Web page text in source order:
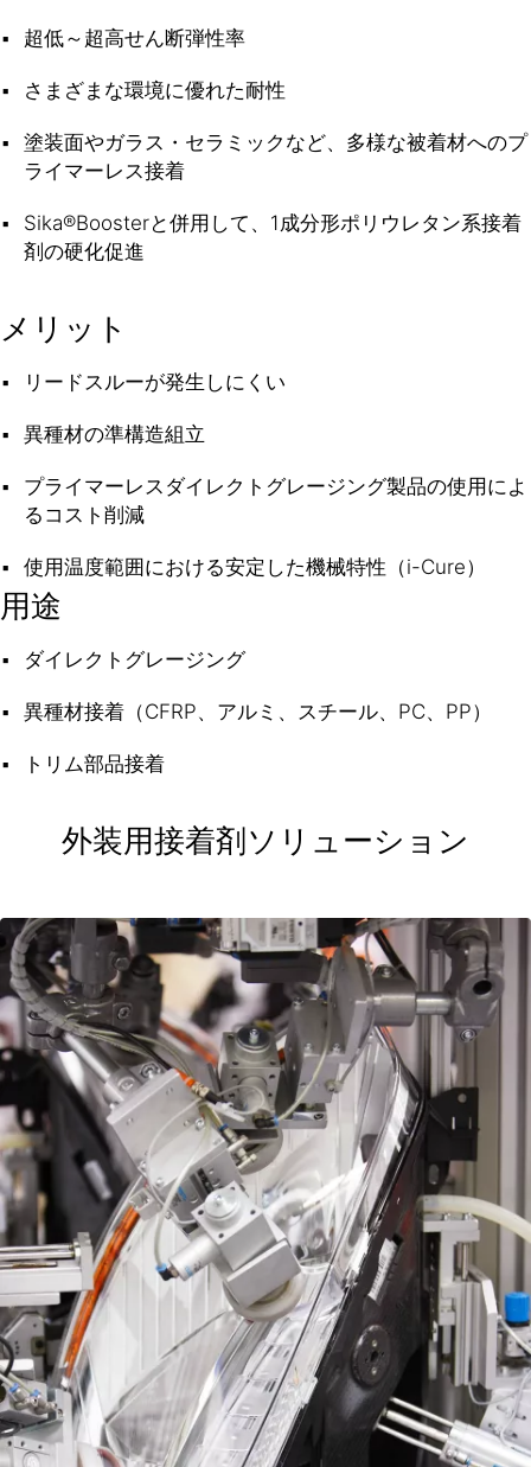
超低～超高せん断弾性率
さまざまな環境に優れた耐性
塗装面やガラス・セラミックなど、多様な被着材へのプ
ライマーレス接着
Sika®Boosterと併用して、1成分形ポリウレタン系接着
剤の硬化促進
メリット
リードスルーが発生しにくい
異種材の準構造組立
プライマーレスダイレクトグレージング製品の使用によ
るコスト削減
使用温度範囲における安定した機械特性（i-Cure）
用途
ダイレクトグレージング
異種材接着（CFRP、アルミ、スチール、PC、PP）
トリム部品接着
外装用接着剤ソリューション